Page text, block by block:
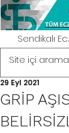
Sendikalı
GRİP
29 Eyl 2021